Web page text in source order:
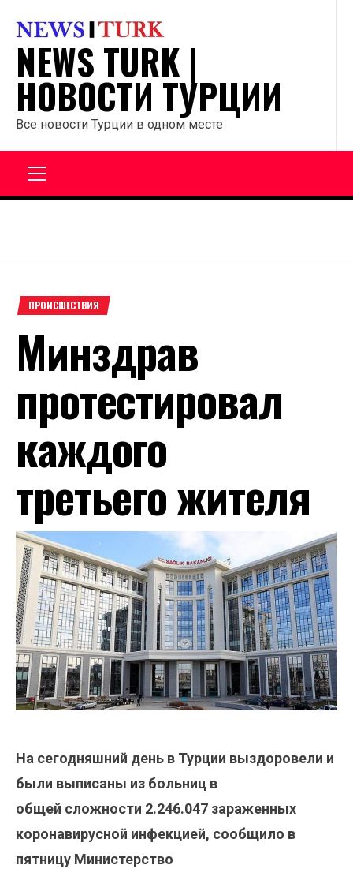
содержанию
NEWS TURK |
НОВОСТИ ТУРЦИИ
Все новости Турции в одном месте
ПРОИСШЕСТВИЯ
Минздрав
протестировал
каждого
третьего жителя
На сегодняшний день в Турции выздоровели и
были выписаны из больниц в
общей сложности 2.246.047 зараженных
коронавирусной инфекцией, сообщило в
пятницу Министерство